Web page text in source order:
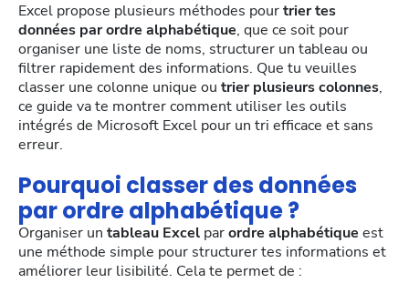
Excel propose plusieurs méthodes pourtrier tes
données par ordre alphabétique, que ce soit pour
organiser une liste de noms, structurer un tableau ou
filtrer rapidement des informations. Que tu veuilles
classer une colonne unique ou trier plusieurs colonnes,
ce guide va te montrer comment utiliser les outils
intégrés de Microsoft Excel pour un tri efficace et sans
erreur.
Pourquoi classer des données
par ordre alphabétique ?
Organiser un tableau Excel parordre alphabétique est
une méthode simple pour structurer tes informations et
améliorer leur lisibilité. Cela te permet de :